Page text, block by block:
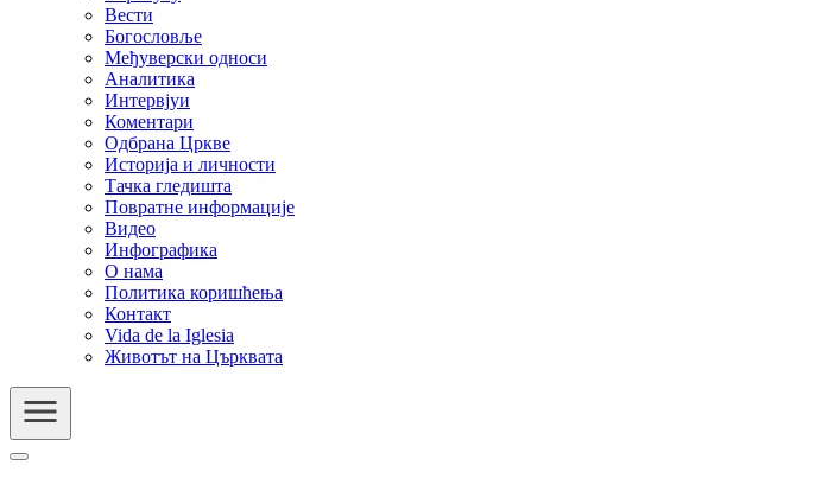
Вести
Богословље
Међуверски односи
Аналитика
Интервјуи
Коментари
Одбрана Цркве
Историја и личности
Тачка гледишта
Повратне информације
Видео
Инфографика
О нама
Политика коришћења
Контакт
Vida de la Iglesia
Животът на Църквата